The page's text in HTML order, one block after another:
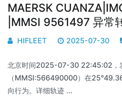
MAERSK
|MMSI 9561497 异常
HIFLEET 2025-07-30
北京时间2025-07-30 22:45:02，
（MMSI:566490000）在
向行为。详细轨迹 …